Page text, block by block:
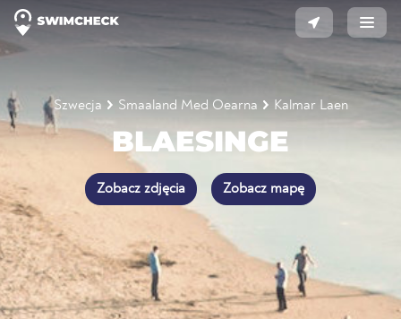
Szwecja Smaaland Med Oearna Kalmar Laen
BLAESINGE
Zobacz zdjęcia Zobacz mapę